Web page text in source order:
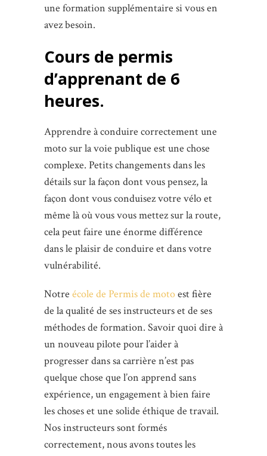
une formation supplémentaire si vous en
avez besoin.
Cours de permis
d’apprenant de 6
heures.
Apprendre à conduire correctement une
moto sur la voie publique est une chose
complexe. Petits changements dans les
détails sur la façon dont vous pensez, la
façon dont vous conduisez votre vélo et
même là où vous vous mettez sur la route,
cela peut faire une énorme différence
dans le plaisir de conduire et dans votre
vulnérabilité.
Notre école de Permis de motoest fière
de la qualité de ses instructeurs et de ses
méthodes de formation. Savoir quoi dire à
un nouveau pilote pour l’aider à
progresser dans sa carrière n’est pas
quelque chose que l’on apprend sans
expérience, un engagement à bien faire
les choses et une solide éthique de travail.
Nos instructeurs sont formés
correctement, nous avons toutes les